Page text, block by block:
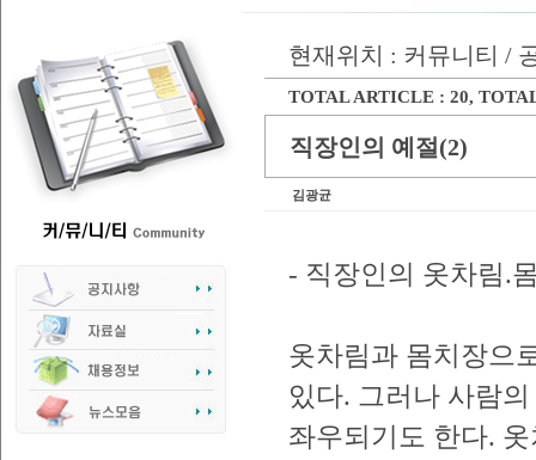
현재위치 : 커뮤니티 /
TOTAL ARTICLE : 20,
직장인의 예절(2)
김광균
- 직장인의 옷차림.
옷차림과 몸치장으
있다. 그러나 사람
좌우되기도 한다.